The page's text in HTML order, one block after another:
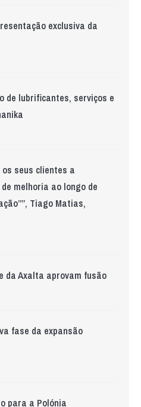
exclusiva da
de lubrificantes, serviços e
os seus clientes a
melhoria ao longo de
Tiago Matias,
da Axalta aprovam fusão
fase da expansão
para a Polónia